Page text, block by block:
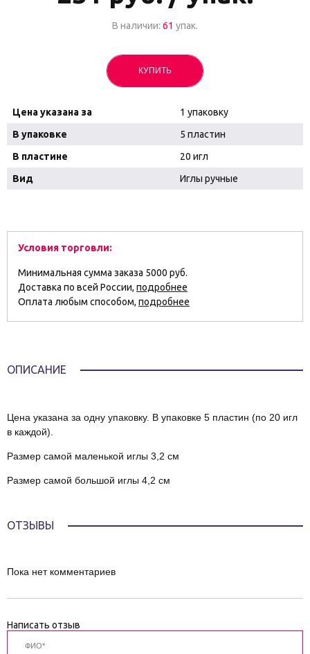
В наличии: 61 упак.
КУПИТЬ
Цена указана за
1 упаковку
В упаковке
5 пластин
В пластине
20 игл
Вид
Иглы ручные
Условия торговли:
Минимальная сумма заказа 5000 руб.
Доставка по всей России, подробнее
Оплата любым способом, подробнее
ОПИСАНИЕ
Цена указана за одну упаковку. В упаковке 5 пластин (по 20 игл
в каждой).
Размер самой маленькой иглы 3,2 см
Размер самой большой иглы 4,2 см
ОТЗЫВЫ
Пока нет комментариев
Написать отзыв